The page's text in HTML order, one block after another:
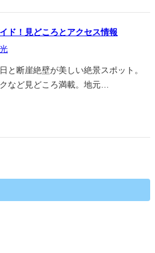
ド！見どころとアクセス情報
と断崖絶壁が美しい絶景スポット。
など見どころ満載。地元…